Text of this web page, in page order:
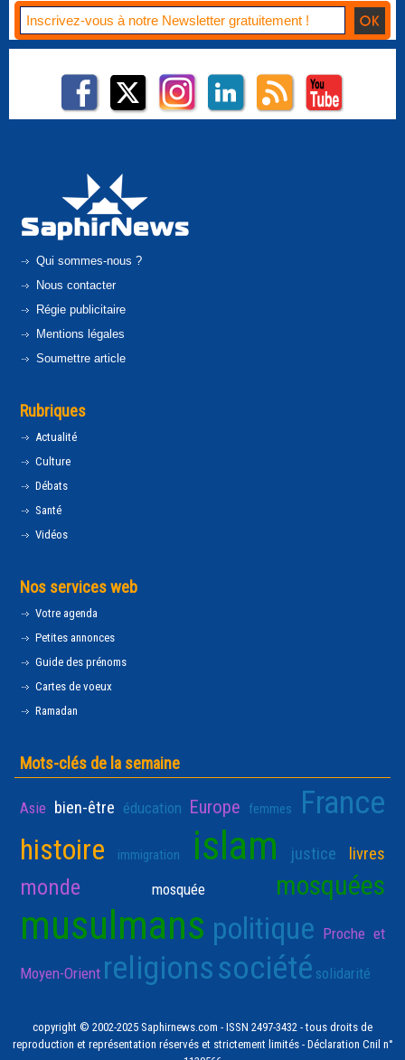
Qui sommes-nous ?
Nous contacter
Régie publicitaire
Mentions légales
Soumettre article
Rubriques
Actualité
Culture
Débats
Santé
Vidéos
Nos services web
Votre agenda
Petites annonces
Guide des prénoms
Cartes de voeux
Ramadan
Mots-clés de la semaine
Asie bien-être éducation Europe femmes France
histoire immigration islam justice livres
monde mosquée mosquées
musulmans politique Proche et
Moyen-Orient religionssociété solidarité
copyright © 2002-2025 Saphirnews.com - ISSN 2497-3432 - tous droits de
reproduction et représentation réservés et strictement limités - Déclaration Cnil n°